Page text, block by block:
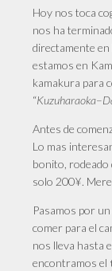
Hoy nos toca
nos ha
directamente en
estamos en
kamakura para
“Kuzuharaoka–
Antes de
Lo mas
bonito, rodeado
solo 200¥.
Pasamos por
comer para el
nos lleva hasta
encontramos el